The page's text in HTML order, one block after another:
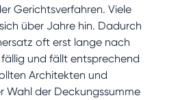
Gerichtsverfahren. Viele
über Jahre hin. Dadurch
oft erst lange nach
und fällt entsprechend
Architekten und
Wahl der Deckungssumme